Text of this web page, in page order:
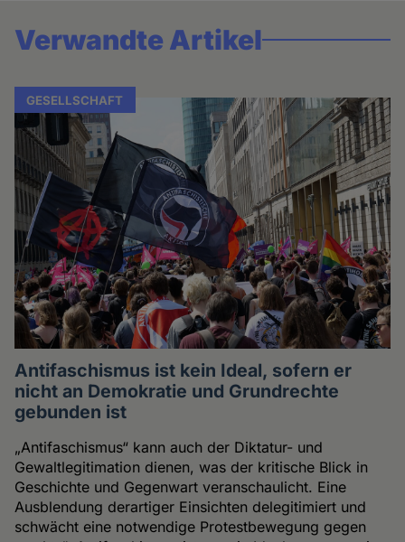
Verwandte Artikel
GESELLSCHAFT
Antifaschismus ist kein Ideal, sofern er
nicht an Demokratie und Grundrechte
gebunden ist
„Antifaschismus“ kann auch der Diktatur- und
Gewaltlegitimation dienen, was der kritische Blick in
Geschichte und Gegenwart veranschaulicht. Eine
Ausblendung derartiger Einsichten delegitimiert und
schwächt eine notwendige Protestbewegung gegen